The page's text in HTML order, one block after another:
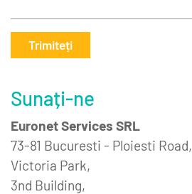
Trimiteți
Sunați-ne
Euronet Services SRL
73-81 Bucuresti - Ploiesti Road,
Victoria Park,
3nd Building,